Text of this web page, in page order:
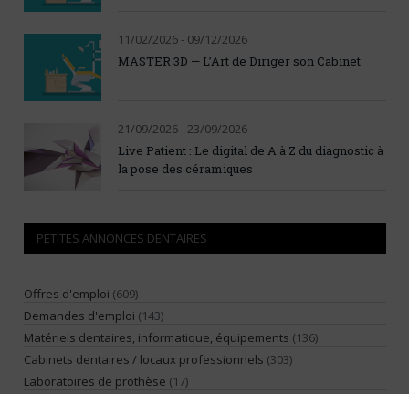
11/02/2026 - 09/12/2026
MASTER 3D — L’Art de Diriger son Cabinet
21/09/2026 - 23/09/2026
Live Patient : Le digital de A à Z du diagnostic à
la pose des céramiques
PETITES ANNONCES DENTAIRES
Offres d'emploi (609)
Demandes d'emploi (143)
Matériels dentaires, informatique, équipements (136)
Cabinets dentaires / locaux professionnels (303)
Laboratoires de prothèse (17)